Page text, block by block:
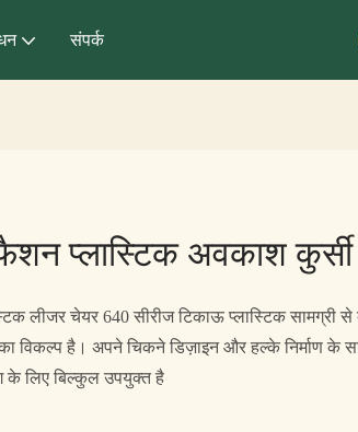
संपर्क
प्लास्टिक अवकाश
लीजर चेयर 640 सीरीज टिकाऊ प्लास्टिक सामग्री
विकल्प है। अपने चिकने डिज़ाइन और हल्के निर्माण के
के लिए बिल्कुल उपयुक्त है